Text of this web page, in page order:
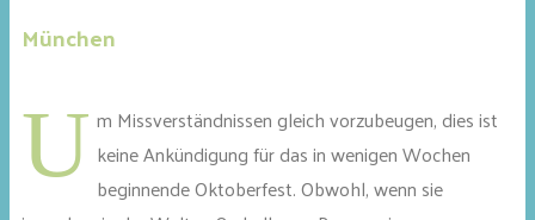
München
U m Missverständnissen gleich vorzubeugen, dies ist
keine Ankündigung für das in wenigen Wochen
beginnende Oktoberfest. Obwohl, wenn sie